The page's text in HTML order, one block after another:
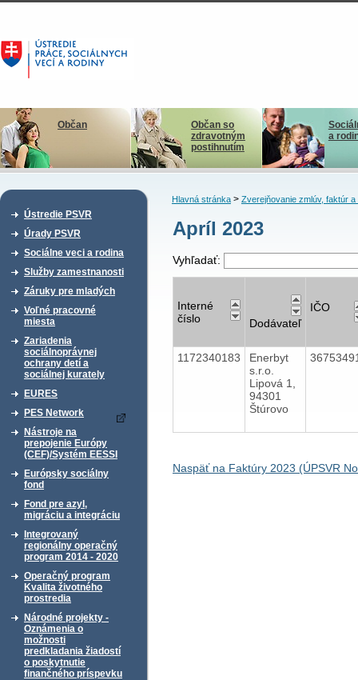
Občan
Občan so
zdravotným
postihnutím
a
Ústredie PSVR
Úrady PSVR
Sociálne veci a rodina
Služby zamestnanosti
Záruky pre mladých
Voľné pracovné
miesta
Zariadenia
sociálnoprávnej
ochrany detí a
sociálnej kurately
EURES
PES Network
Nástroje na
prepojenie Európy
(CEF)/Systém EESSI
Európsky sociálny
fond
Fond pre azyl,
migráciu a integráciu
Integrovaný
regionálny operačný
program 2014 - 2020
Operačný program
Kvalita životného
prostredia
Národné projekty -
Oznámenia o
možnosti
predkladania žiadostí
o poskytnutie
finančného príspevku
Hlavná stránka> Zverejňovanie zmlúv, faktúr a
Apríl 2023
Vyhľadať:
Interné
číslo
Dodávateľ
IČO
1172340183
Enerbyt
s.r.o.
Lipová 1,
94301
Štúrovo
Naspäť na Faktúry 2023 (ÚPSVR